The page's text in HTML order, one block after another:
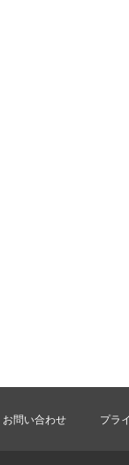
お問い合わせ プラ